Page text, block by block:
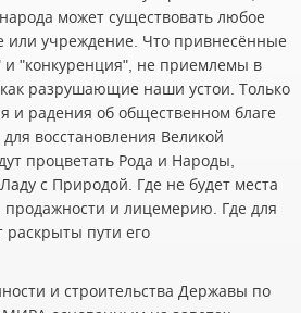
может существовать любое
или учреждение. Что привнесённые
и "конкуренция", не приемлемы в
разрушающие наши устои. Только
и радения об общественном благе
восстановления Великой
процветать Рода и Народы,
с Природой. Где не будет места
продажности и лицемерию. Где для
раскрыты пути его
и строительства Державы по